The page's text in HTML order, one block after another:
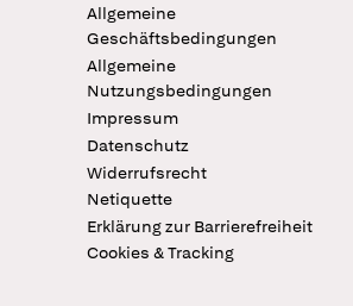
Allgemeine
Geschäftsbedingungen
Allgemeine
Nutzungsbedingungen
Impressum
Datenschutz
Widerrufsrecht
Netiquette
Erklärung zur Barrierefreiheit
Cookies & Tracking